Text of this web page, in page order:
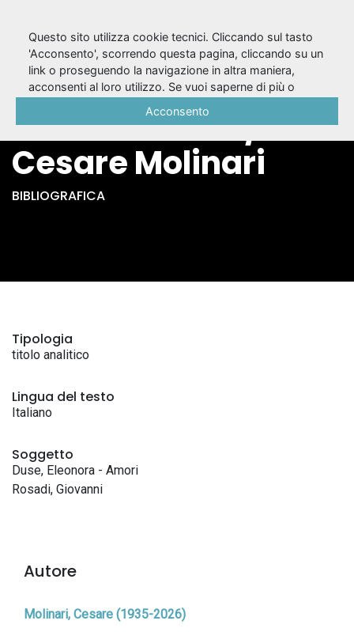
L'ultimo amore di
Eleonora Duse /
Cesare Molinari
BIBLIOGRAFICA
Tipologia
titolo analitico
Lingua del testo
Italiano
Soggetto
Duse, Eleonora - Amori
Rosadi, Giovanni
Autore
Molinari, Cesare (1935-2026)
Questo sito utilizza cookie tecnici. Cliccando sul tasto
'Acconsento', scorrendo questa pagina, cliccando su un
link o proseguendo la navigazione in altra maniera,
acconsenti al loro utilizzo. Se vuoi saperne di più o
Acconsento